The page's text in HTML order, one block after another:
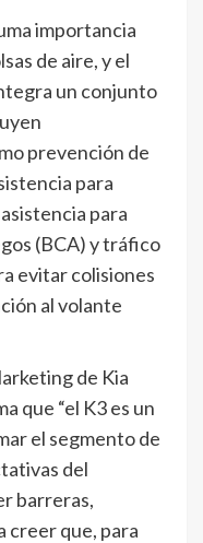
importancia
de aire, y el
un conjunto
prevención de
para
para
(BCA) y tráfico
evitar colisiones
al volante
de Kia
que “el K3 es un
el segmento de
del
barreras,
creer que, para